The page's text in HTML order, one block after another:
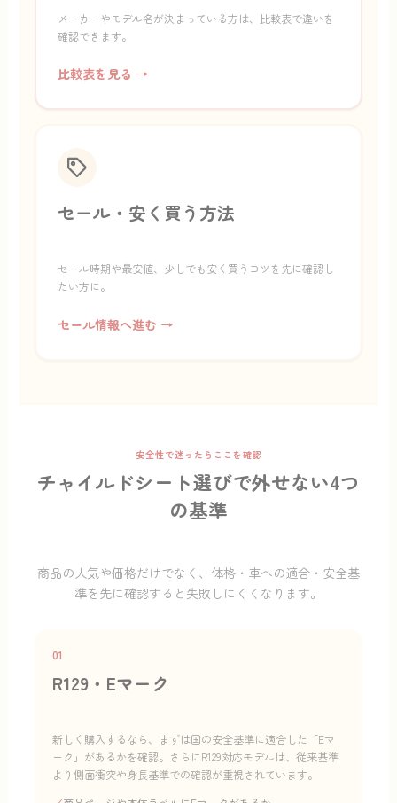
メーカーやモデル名が決まっている方は、比較表で違いを
確認できます。
比較表を見る →
セール・安く買う方法
セール時期や最安値、少しでも安く買うコツを先に確認し
たい方に。
セール情報へ進む →
安全性で迷ったらここを確認
チャイルドシート選びで外せない4つ
の基準
商品の人気や価格だけでなく、体格・車への適合・安全基
準を先に確認すると失敗しにくくなります。
01
R129・Eマーク
新しく購入するなら、まずは国の安全基準に適合した「Eマ
ーク」があるかを確認。さらにR129対応モデルは、従来基準
より側面衝突や身長基準での確認が重視されています。